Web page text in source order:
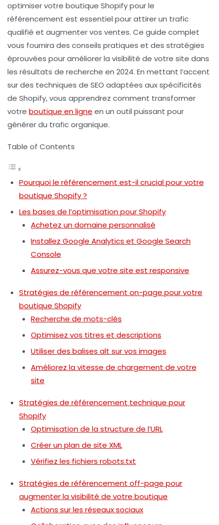
optimiser votre boutique Shopify pour le
référencement est essentiel pour attirer un trafic
qualifié et augmenter vos ventes. Ce guide complet
vous fournira des conseils pratiques et des stratégies
éprouvées pour améliorer la visibilité de votre site dans
les résultats de recherche en 2024. En mettant l’accent
sur des techniques de SEO adaptées aux spécificités
de Shopify, vous apprendrez comment transformer
votre boutique en ligne en un outil puissant pour
générer du trafic organique.
Table of Contents
Pourquoi le référencement est-il crucial pour votre
boutique Shopify ?
Les bases de l’optimisation pour Shopify
Achetez un domaine personnalisé
Installez Google Analytics et Google Search
Console
Assurez-vous que votre site est responsive
Stratégies de référencement on-page pour votre
boutique Shopify
Recherche de mots-clés
Optimisez vos titres et descriptions
Utiliser des balises alt sur vos images
Améliorez la vitesse de chargement de votre
site
Stratégies de référencement technique pour
Shopify
Optimisation de la structure de l’URL
Créer un plan de site XML
Vérifiez les fichiers robots.txt
Stratégies de référencement off-page pour
augmenter la visibilité de votre boutique
Actions sur les réseaux sociaux